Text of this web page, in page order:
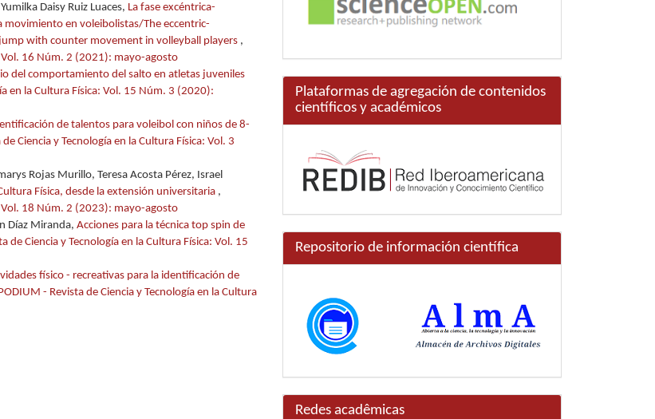
Daisy Ruiz Luaces, La fase excéntrica-
movimiento en voleibolistas/The eccentric-
with counter movement in volleyball players ,
Vol. 16 Núm. 2 (2021): mayo-agosto
del comportamiento del salto en atletas juveniles
en la Cultura Física: Vol. 15 Núm. 3 (2020):
de talentos para voleibol con niños de 8-
Ciencia y Tecnología en la Cultura Física: Vol. 3
Rojas Murillo, Teresa Acosta Pérez, Israel
Física, desde la extensión universitaria ,
Vol. 18 Núm. 2 (2023): mayo-agosto
Díaz Miranda, Acciones para la técnica top spin de
de Ciencia y Tecnología en la Cultura Física: Vol. 15
físico - recreativas para la identificación de
- Revista de Ciencia y Tecnología en la Cultura
Plataformas de agregación de contenidos
científicos y académicos
Repositorio de información científica
Redes acadêmicas